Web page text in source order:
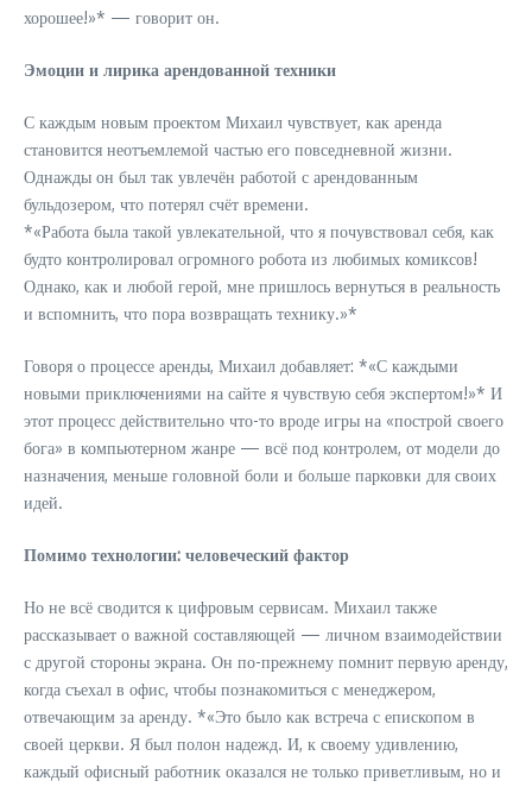
хорошее!»* — говорит он.
Эмоции и лирика арендованной техники
С каждым новым проектом Михаил чувствует, как аренда
становится неотъемлемой частью его повседневной жизни.
Однажды он был так увлечён работой с арендованным
бульдозером, что потерял счёт времени.
*«Работа была такой увлекательной, что я почувствовал себя, как
будто контролировал огромного робота из любимых комиксов!
Однако, как и любой герой, мне пришлось вернуться в реальность
и вспомнить, что пора возвращать технику.»*
Говоря о процессе аренды, Михаил добавляет: *«С каждыми
новыми приключениями на сайте я чувствую себя экспертом!»* И
этот процесс действительно что-то вроде игры на «построй своего
бога» в компьютерном жанре — всё под контролем, от модели до
назначения, меньше головной боли и больше парковки для своих
идей.
Помимо технологии: человеческий фактор
Но не всё сводится к цифровым сервисам. Михаил также
рассказывает о важной составляющей — личном взаимодействии
с другой стороны экрана. Он по-прежнему помнит первую аренду,
когда съехал в офис, чтобы познакомиться с менеджером,
отвечающим за аренду. *«Это было как встреча с епископом в
своей церкви. Я был полон надежд. И, к своему удивлению,
каждый офисный работник оказался не только приветливым, но и